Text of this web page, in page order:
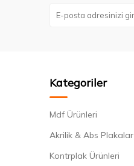
Kategoriler
Mdf Ürünleri
Akrilik & Abs Plakalar
Kontrplak Ürünleri